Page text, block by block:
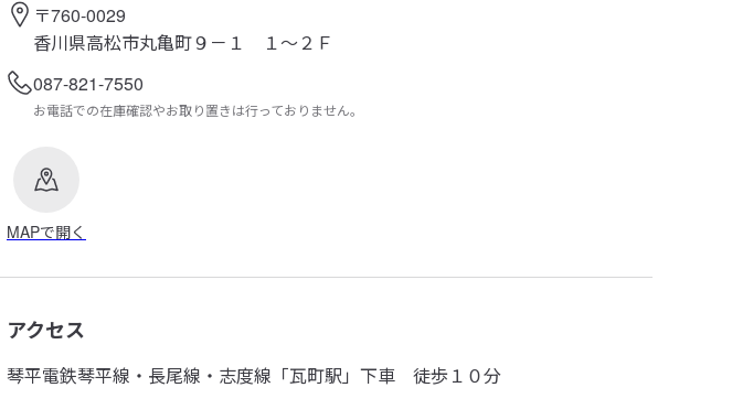
〒760-0029
香川県高松市丸亀町９－１ １～２Ｆ
087-821-7550
お電話での在庫確認やお取り置きは行っておりません。
MAPで開く
アクセス
琴平電鉄琴平線・長尾線・志度線「瓦町駅」下車 徒歩１０分